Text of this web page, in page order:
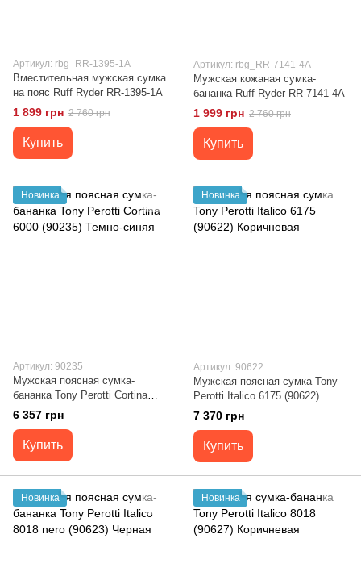
Артикул: rbg_RR-1395-1A
Вместительная мужская сумка
на пояс Ruff Ryder RR-1395-1A
1 899 грн 2 760 грн
Купить
Артикул: rbg_RR-7141-4A
Мужская кожаная сумка-
бананка Ruff Ryder RR-7141-4A
1 999 грн 2 760 грн
Купить
Новинка
Артикул: 90235
Мужская поясная сумка-
бананка Tony Perotti Cortina
6000 (90235) Темно-синяя
6 357 грн
Купить
Новинка
Артикул: 90622
Мужская поясная сумка Tony
Perotti Italico 6175 (90622)
Коричневая
7 370 грн
Купить
Новинка Новинка